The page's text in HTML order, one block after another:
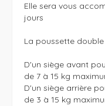
Elle sera vous
jours
La poussette
D'un siège avant
de 7 à 15 kg
D'un siège arrière
de 3 à 15 kg